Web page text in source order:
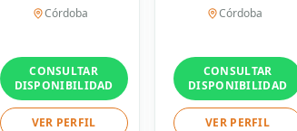
Córdoba
CONSULTAR
DISPONIBILIDAD
VER PERFIL
Córdoba
CONSULTAR
DISPONIBILIDAD
VER PERFIL